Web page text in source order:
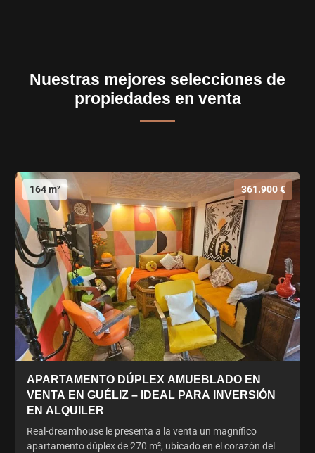
Nuestras mejores selecciones de
propiedades en venta
164 m² 361.900 €
APARTAMENTO DÚPLEX AMUEBLADO EN
VENTA EN GUÉLIZ – IDEAL PARA INVERSIÓN
EN ALQUILER
Real-dreamhouse le presenta a la venta un magnífico
apartamento dúplex de 270 m², ubicado en el corazón del